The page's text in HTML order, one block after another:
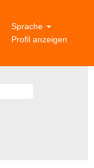
Sprache
Profil anzeigen